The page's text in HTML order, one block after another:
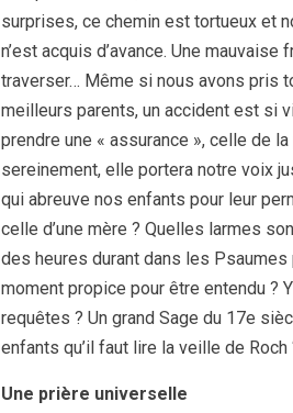
surprises, ce chemin est tortueux et
n’est acquis d’avance. Une
traverser… Même si nous avons pris
meilleurs parents, un accident est si
prendre une « assurance », celle de
sereinement, elle portera notre voix
qui abreuve nos enfants pour leur
celle d’une mère ? Quelles larmes
des heures durant dans les
moment propice pour être entendu ?
requêtes ? Un grand Sage du 17e
enfants qu’il faut lire la veille de Roch
Une prière universelle